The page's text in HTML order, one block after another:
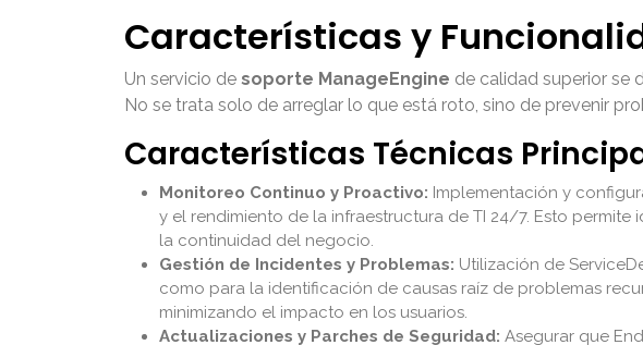
Características y
Un servicio de soporte ManageEngine de calidad superior se
No se trata solo de arreglar lo que está roto, sino de prevenir
Características Técnicas
Monitoreo Continuo y Proactivo: Implementación y
y el rendimiento de la infraestructura de TI 24/7. Esto
la continuidad del negocio.
Gestión de Incidentes y Problemas: Utilización de
como para la identificación de causas raíz de problemas
minimizando el impacto en los usuarios.
Actualizaciones y Parches de Seguridad: Asegurar que